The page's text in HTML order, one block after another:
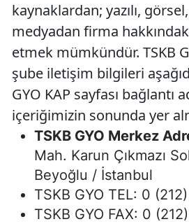
kaynaklardan; yazılı,
medyadan firma
etmek mümkündür. TSKB
şube iletişim bilgileri
GYO KAP sayfası bağlantı
içeriğimizin sonunda yer
TSKB GYO Merkez
Mah. Karun Çıkmazı
Beyoğlu / İstanbul
TSKB GYO TEL: 0
TSKB GYO FAX: 0